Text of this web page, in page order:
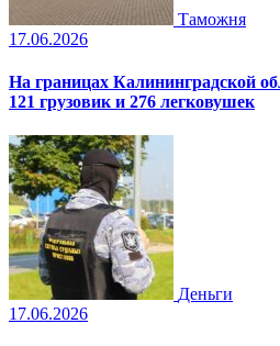
Таможня
17.06.2026
На границах Калининградской
121 грузовик и 276 легковушек
Деньги
17.06.2026